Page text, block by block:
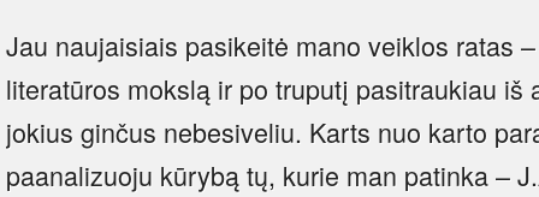
Jau naujaisiais pasikeitė mano veiklos ratas
literatūros mokslą ir po truputį pasitraukiau iš
jokius ginčus nebesiveliu. Karts nuo karto
paanalizuoju kūrybą tų, kurie man patinka –